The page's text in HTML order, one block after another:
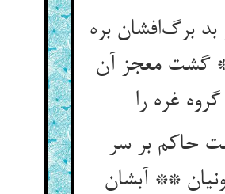
بد برگ‌افشان بره
گشت معجز آن
گروه غره را
حاکم بر سر
** آبشان